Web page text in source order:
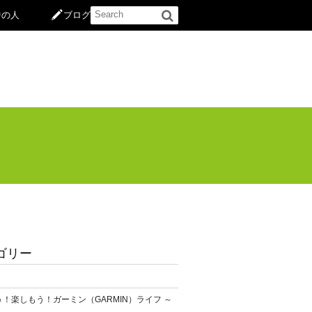
人 ブログ
リー
！楽しもう！ガーミン（GARMIN）ライフ ～